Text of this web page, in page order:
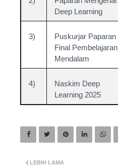
Deep Learning
3)
Puskurjar Paparan
Final Pembelajaran
Mendalam
4)
Naskim Deep
Learning 2025
LEBIH LAMA